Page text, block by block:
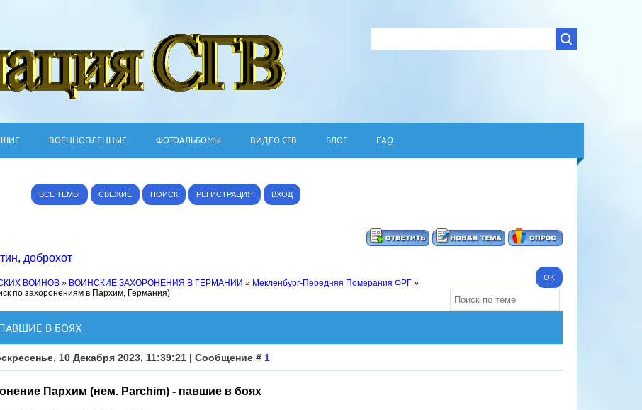
ВОЕННОПЛЕННЫЕ ФОТОАЛЬБОМЫ ВИДЕО СГВ БЛОГ FAQ
ВСЕ ТЕМЫ СВЕЖИЕ ПОИСК РЕГИСТРАЦИЯ ВХОД
, доброхот
ВОИНОВ » ВОИНСКИЕ ЗАХОРОНЕНИЯ В ГЕРМАНИИ » Мекленбург-Передняя Померания ФРГ »
по захоронениям в Пархим, Германия)
В БОЯХ
10 Декабря 2023, 11:39:21 | Сообщение # 1
Пархим (нем. Parchim) - павшие в боях